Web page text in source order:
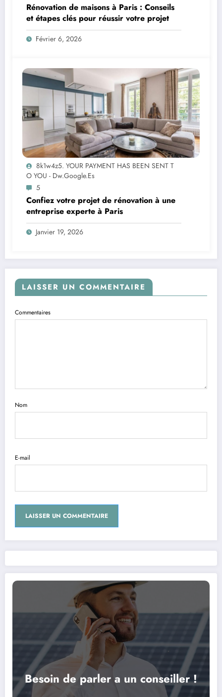
Rénovation de maisons à Paris : Conseils
et étapes clés pour réussir votre projet
Février 6, 2026
8k1w4z5. YOUR PAYMENT HAS BEEN SENT T
O YOU - Dw.google.es
5
Confiez votre projet de rénovation à une
entreprise experte à Paris
Janvier 19, 2026
LAISSER UN COMMENTAIRE
Commentaires
Nom
E-mail
Besoin de parler a un conseiller !